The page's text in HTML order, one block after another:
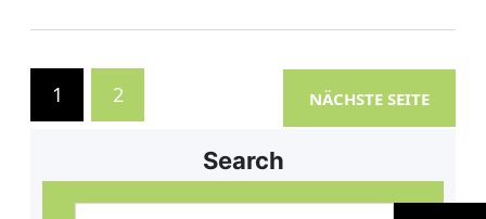
An dieser Stelle nochmal vielen
Dank an den Geschäftsführer
Andreas Schrievers von G.U.T. für
die finanzielle Unterstützung.
1 2 NÄCHSTE SEITE
Search